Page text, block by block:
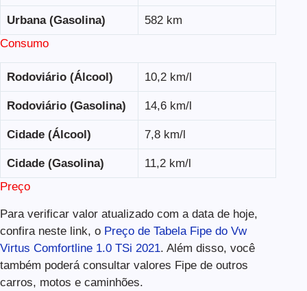
Urbana (Gasolina)
582 km
Consumo
Rodoviário (Álcool) 10,2 km/l
Rodoviário (Gasolina) 14,6 km/l
Cidade (Álcool) 7,8 km/l
Cidade (Gasolina)
11,2 km/l
Preço
Para verificar valor atualizado com a data de hoje,
confira neste link, o Preço de Tabela Fipe do Vw
Virtus Comfortline 1.0 TSi 2021. Além disso, você
também poderá consultar valores Fipe de outros
carros, motos e caminhões.